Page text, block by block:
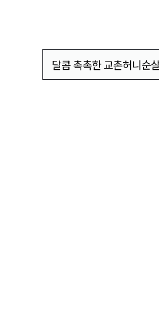
달콤 촉촉한 교촌허니순